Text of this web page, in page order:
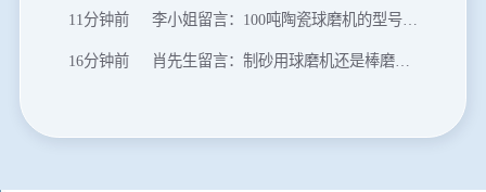
11分钟前 李小姐留言：100吨陶瓷球磨机的型号和参数？
16分钟前 肖先生留言：制砂用球磨机还是棒磨机？每小时100吨价格。
24分钟前 朱先生留言：制砂机3000吨一套多少钱？